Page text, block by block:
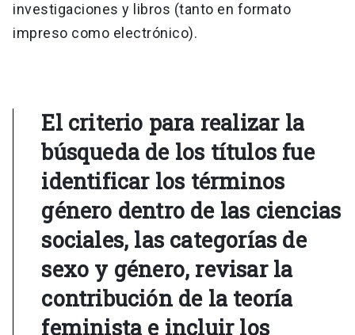
investigaciones y libros (tanto en formato
impreso como electrónico).
El criterio para realizar la
búsqueda de los títulos fue
identificar los términos
género dentro de las ciencias
sociales, las categorías de
sexo y género, revisar la
contribución de la teoría
feminista e incluir los